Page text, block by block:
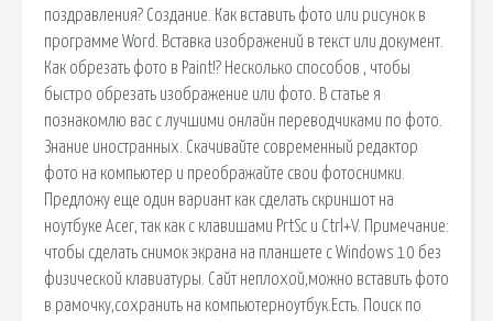
поздравления? Создание. Как вставить фото или рисунок в
программе Word. Вставка изображений в текст или документ.
Как обрезать фото в Paint!? Несколько способов , чтобы
быстро обрезать изображение или фото. В статье я
познакомлю вас с лучшими онлайн переводчиками по фото.
Знание иностранных. Скачивайте современный редактор
фото на компьютер и преображайте свои фотоснимки.
Предложу еще один вариант как сделать скриншот на
ноутбуке Acer, так как с клавишами PrtSc и Ctrl+V. Примечание:
чтобы сделать снимок экрана на планшете с Windows 10 без
физической клавиатуры. Сайт неплохой,можно вставить фото
в рамочку,сохранить на компьютерноутбук.Есть. Поиск по